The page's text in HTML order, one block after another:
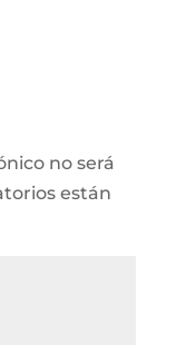
no será
están